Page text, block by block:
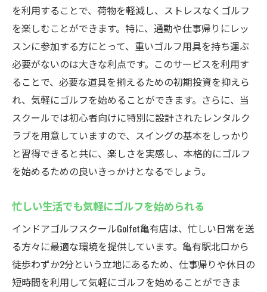
を利用することで、荷物を軽減し、ストレスなくゴルフ
を楽しむことができます。特に、通勤や仕事帰りにレッ
スンに参加する方にとって、重いゴルフ用具を持ち運ぶ
必要がないのは大きな利点です。このサービスを利用す
ることで、必要な道具を揃えるための初期投資を抑えら
れ、気軽にゴルフを始めることができます。さらに、当
スクールでは初心者向けに特別に設計されたレンタルク
ラブを用意していますので、スイングの基本をしっかり
と習得できると共に、楽しさを実感し、本格的にゴルフ
を始めるための良いきっかけとなるでしょう。
忙しい生活でも気軽にゴルフを始められる
インドアゴルフスクールGolfet亀有店は、忙しい日常を送
る方々に最適な環境を提供しています。亀有駅北口から
徒歩わずか2分という立地にあるため、仕事帰りや休日の
短時間を利用して気軽にゴルフを始めることができま